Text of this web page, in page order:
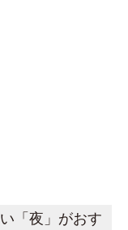
「夜」がおす